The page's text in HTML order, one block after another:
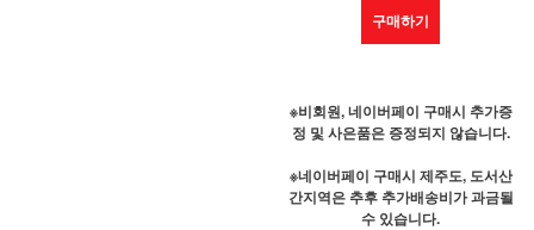
구매하기
※비회원, 네이버페이 구매시 추가증
정 및 사은품은 증정되지 않습니다.
※네이버페이 구매시 제주도, 도서산
간지역은 추후 추가배송비가 과금될
수 있습니다.